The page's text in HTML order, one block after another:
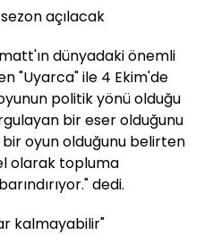
açılacak
dünyadaki önemli
"Uyarca" ile 4 Ekim'de
politik yönü olduğu
bir eser olduğunu
oyun olduğunu belirten
olarak topluma
dedi.
kalmayabilir"